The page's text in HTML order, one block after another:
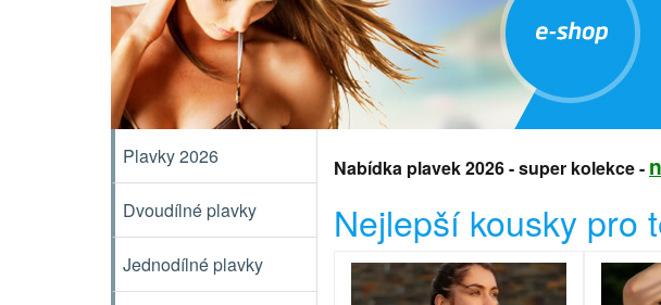
Nabídka plavek 2026 - super kolekce -
Nejlepší kousky pro
Plavky 2026
Dvoudílné plavky
Jednodílné plavky